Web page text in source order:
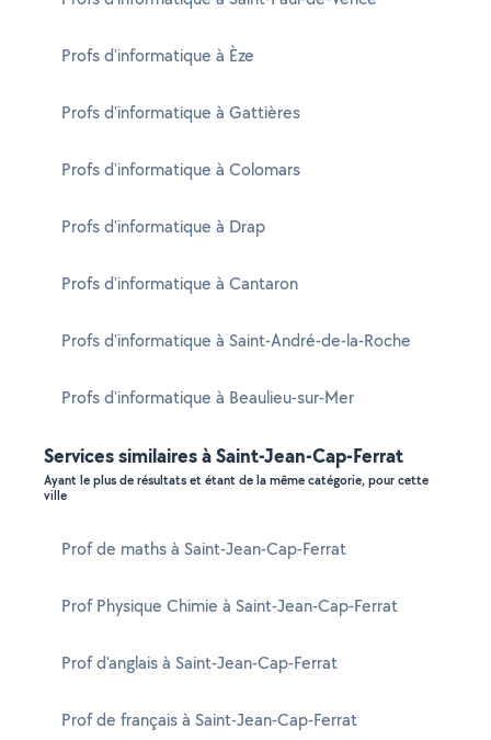
Profs d'informatique à Èze
Profs d'informatique à Gattières
Profs d'informatique à Colomars
Profs d'informatique à Drap
Profs d'informatique à Cantaron
Profs d'informatique à Saint-André-de-la-Roche
Profs d'informatique à Beaulieu-sur-Mer
Services similaires à Saint-Jean-Cap-Ferrat
Ayant le plus de résultats et étant de la même catégorie, pour cette
ville
Prof de maths à Saint-Jean-Cap-Ferrat
Prof Physique Chimie à Saint-Jean-Cap-Ferrat
Prof d'anglais à Saint-Jean-Cap-Ferrat
Prof de français à Saint-Jean-Cap-Ferrat